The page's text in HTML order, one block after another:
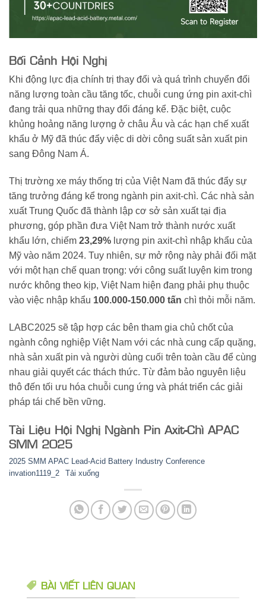
Bối Cảnh Hội Nghị
Khi động lực địa chính trị thay đổi và quá trình chuyển đổi
năng lượng toàn cầu tăng tốc, chuỗi cung ứng pin axit-chì
đang trải qua những thay đổi đáng kể. Đặc biệt, cuộc
khủng hoảng năng lượng ở châu Âu và các hạn chế xuất
khẩu ở Mỹ đã thúc đẩy việc di dời công suất sản xuất pin
sang Đông Nam Á.
Thị trường xe máy thống trị của Việt Nam đã thúc đẩy sự
tăng trưởng đáng kể trong ngành pin axit-chì. Các nhà sản
xuất Trung Quốc đã thành lập cơ sở sản xuất tại địa
phương, góp phần đưa Việt Nam trở thành nước xuất
khẩu lớn, chiếm 23,29% lượng pin axit-chì nhập khẩu của
Mỹ vào năm 2024. Tuy nhiên, sự mở rộng này phải đối mặt
với một hạn chế quan trọng: với công suất luyện kim trong
nước không theo kịp, Việt Nam hiện đang phải phụ thuộc
vào việc nhập khẩu 100.000-150.000 tấn chì thỏi mỗi năm.
LABC2025 sẽ tập hợp các bên tham gia chủ chốt của
ngành công nghiệp Việt Nam với các nhà cung cấp quặng,
nhà sản xuất pin và người dùng cuối trên toàn cầu để cùng
nhau giải quyết các thách thức. Từ đảm bảo nguyên liệu
thô đến tối ưu hóa chuỗi cung ứng và phát triển các giải
pháp tái chế bền vững.
Tài Liệu Hội Nghị Ngành Pin Axit-Chì APAC
SMM 2025
2025 SMM APAC Lead-Acid Battery Industry Conference
invation1119_2
Tải xuống
BÀI VIẾT LIÊN QUAN